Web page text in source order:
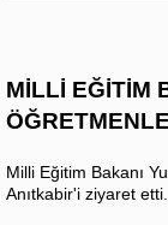
MİLLİ EĞİTİM
Milli Eğitim Bakanı
Anıtkabir'i ziyaret etti.